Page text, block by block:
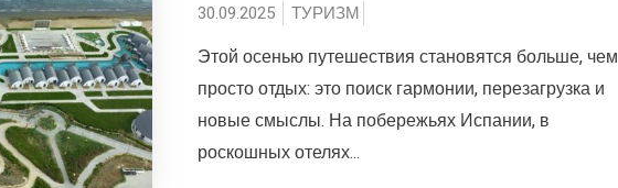
30.09.2025 ТУРИЗМ
Этой осенью путешествия становятся больше, чем
просто отдых: это поиск гармонии, перезагрузка и
новые смыслы. На побережьях Испании, в
роскошных отелях...